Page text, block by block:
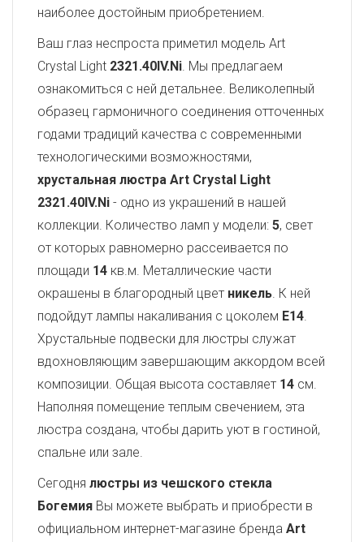
наиболее достойным приобретением.
Ваш глаз неспроста приметил модель Art
Crystal Light 2321.40IV.Ni. Мы предлагаем
ознакомиться с ней детальнее. Великолепный
образец гармоничного соединения отточенных
годами традиций качества с современными
технологическими возможностями,
хрустальная люстра Art Crystal Light
2321.40IV.Ni - одно из украшений в нашей
коллекции. Количество ламп у модели: 5, свет
от которых равномерно рассеивается по
площади 14 кв.м. Металлические части
окрашены в благородный цвет никель. К ней
подойдут лампы накаливания с цоколем E14.
Хрустальные подвески для люстры служат
вдохновляющим завершающим аккордом всей
композиции. Общая высота составляет 14 см.
Наполняя помещение теплым свечением, эта
люстра создана, чтобы дарить уют в гостиной,
спальне или зале.
Сегодня люстры из чешского стекла
Богемия Вы можете выбрать и приобрести в
официальном интернет-магазине бренда Art